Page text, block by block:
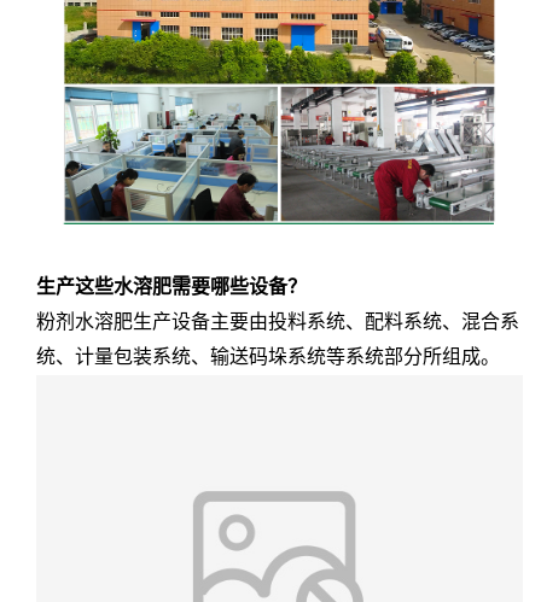
生产这些水溶肥需要哪些设备？
粉剂水溶肥生产设备主要由投料系统、配料系统、混合系
统、计量包装系统、输送码垛系统等系统部分所组成。